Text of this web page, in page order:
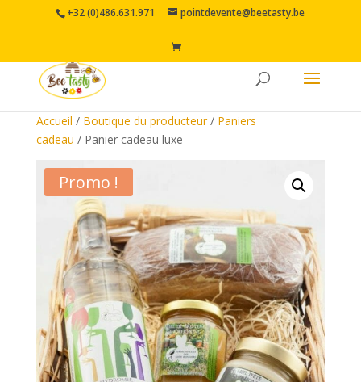
+32 (0)486.631.971 pointdevente@beetasty.be
Accueil / Boutique du producteur/ Paniers
cadeau / Panier cadeau luxe
Promo !